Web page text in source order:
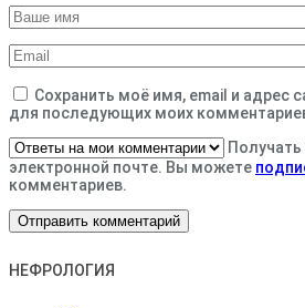
Сохранить моё имя, email и адрес
для последующих моих
электронной почте. Вы можете
комментариев.
НЕФРОЛОГИЯ